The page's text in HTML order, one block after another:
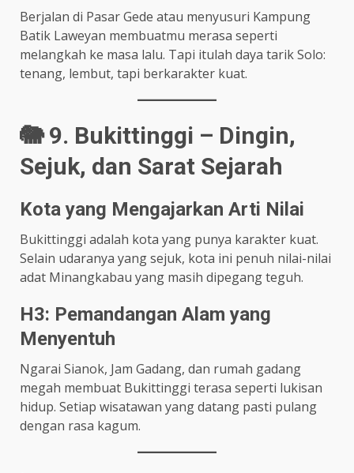
Berjalan di Pasar Gede atau menyusuri Kampung
Batik Laweyan membuatmu merasa seperti
melangkah ke masa lalu. Tapi itulah daya tarik Solo:
tenang, lembut, tapi berkarakter kuat.
🐘 9. Bukittinggi – Dingin,
Sejuk, dan Sarat Sejarah
Kota yang Mengajarkan Arti Nilai
Bukittinggi adalah kota yang punya karakter kuat.
Selain udaranya yang sejuk, kota ini penuh nilai-nilai
adat Minangkabau yang masih dipegang teguh.
H3: Pemandangan Alam yang
Menyentuh
Ngarai Sianok, Jam Gadang, dan rumah gadang
megah membuat Bukittinggi terasa seperti lukisan
hidup. Setiap wisatawan yang datang pasti pulang
dengan rasa kagum.